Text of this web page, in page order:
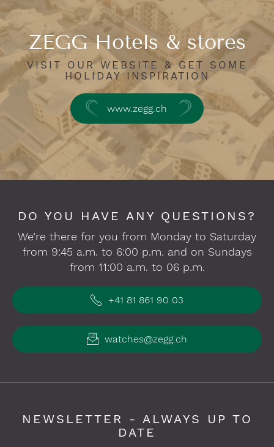
ZEGG Hotels & stores
VISIT OUR WEBSITE & GET SOME
HOLIDAY INSPIRATION
www.zegg.ch
DO YOU HAVE ANY QUESTIONS?
We’re there for you from Monday to Saturday
from 9:45 a.m. to 6:00 p.m. and on Sundays
from 11:00 a.m. to 06 p.m.
+41 81 861 90 03
watches@zegg.ch
NEWSLETTER - ALWAYS UP TO
DATE